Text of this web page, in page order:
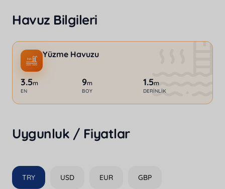
Havuz Bilgileri
Yüzme Havuzu
3.5m
EN
9m
BOY
1.5m
DERINLIK
Uygunluk / Fiyatlar
TRY USD EUR GBP